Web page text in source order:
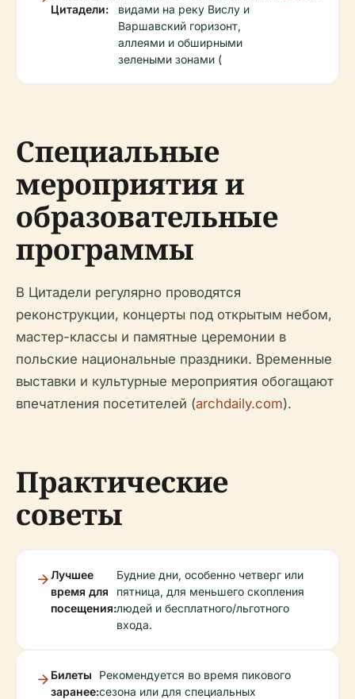
Цитадели:
видами на реку Вислу и
Варшавский горизонт,
аллеями и обширными
зелеными зонами (
Специальные
мероприятия и
образовательные
программы
В Цитадели регулярно проводятся
реконструкции, концерты под открытым небом,
мастер-классы и памятные церемонии в
польские национальные праздники. Временные
выставки и культурные мероприятия обогащают
впечатления посетителей (archdaily.com).
Практические
советы
Лучшее
время для
посещения:
Будние дни, особенно четверг или
пятница, для меньшего скопления
людей и бесплатного/льготного
входа.
Билеты
заранее:
Рекомендуется во время пикового
сезона или для специальных